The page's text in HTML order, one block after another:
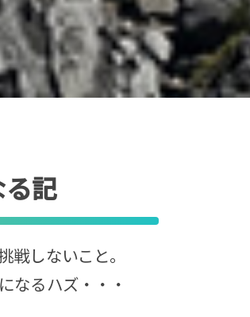
記
しないこと。
なるハズ・・・